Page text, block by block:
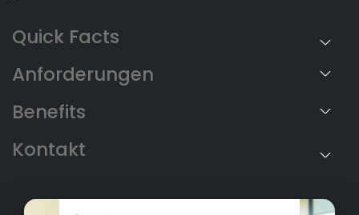
Anforderungen
Benefits